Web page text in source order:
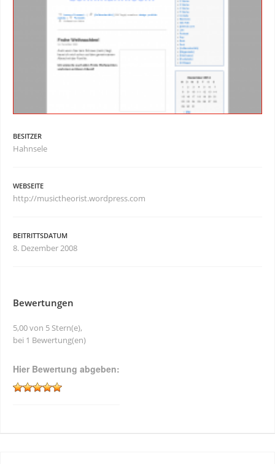
BESITZER
Hahnsele
WEBSEITE
http://musictheorist.wordpress.com
BEITRITTSDATUM
8. Dezember 2008
Bewertungen
5,00 von 5 Stern(e),
bei 1 Bewertung(en)
Hier Bewertung abgeben: